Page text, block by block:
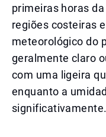
primeiras horas
regiões costeiras
meteorológico do
geralmente claro
com uma ligeira
enquanto a
significativamente.